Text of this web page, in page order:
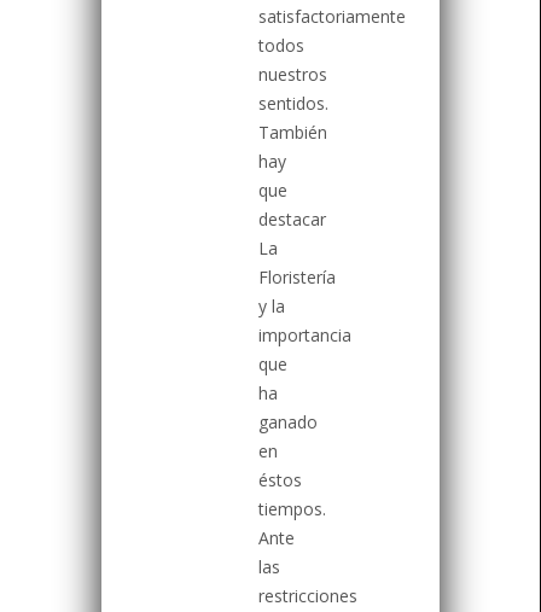
satisfactoriamente
todos
nuestros
sentidos.
También
hay
que
destacar
La
Floristería
y la
importancia
que
ha
ganado
en
éstos
tiempos.
Ante
las
restricciones